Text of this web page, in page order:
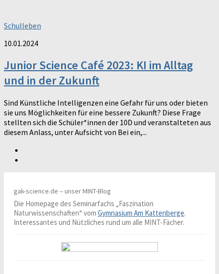
Schulleben
10.01.2024
Junior Science Café 2023: KI im Alltag
und in der Zukunft
Sind Künstliche Intelligenzen eine Gefahr für uns oder bieten
sie uns Möglichkeiten für eine bessere Zukunft? Diese Frage
stellten sich die Schüler*innen der 10D und veranstalteten aus
diesem Anlass, unter Aufsicht von Bei ein,...
gak-science.de – unser MINT-Blog
Die Homepage des Seminarfachs „Faszination
Naturwissenschaften“ vom Gymnasium Am Kattenberge.
Interessantes und Nützliches rund um alle MINT-Fächer.